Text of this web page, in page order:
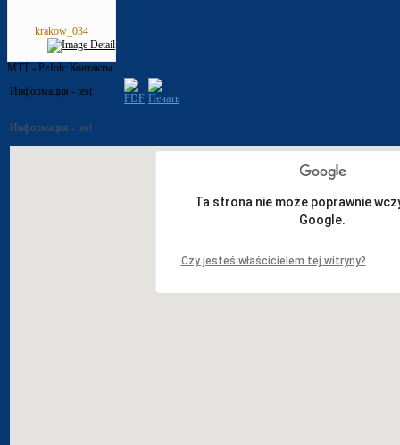
krakow_034
MTT - PeJoh: Контакты
Информация - test
Информация - test
Ta strona nie może poprawnie
Google.
Czy jesteś właścicielem tej witryny?